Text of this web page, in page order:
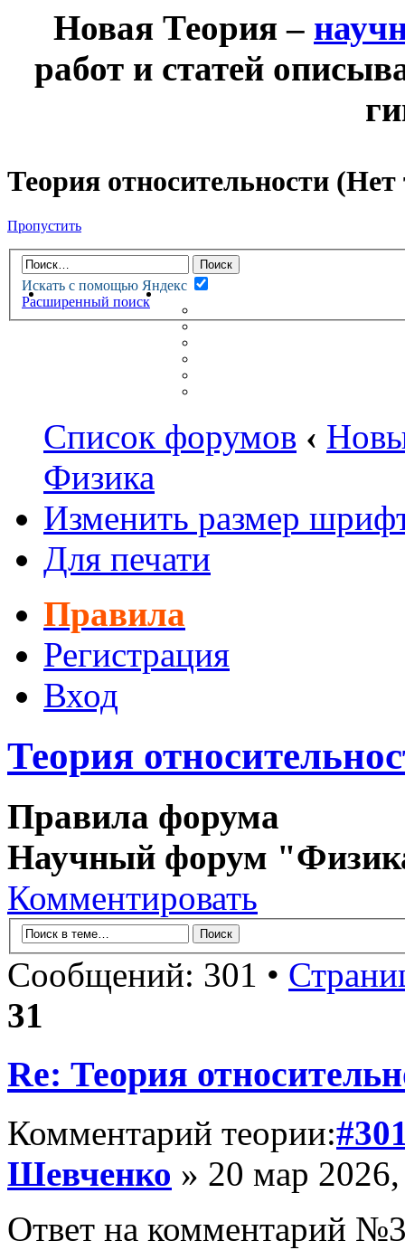
Новая Теория –
работ и статей
Теория относительности
Пропустить
Искать с помощью Яндекс
Расширенный поиск
НОВАЯ ТЕОРИЯФОРУМ
НЕПРОЧИТАННЫЕ
Список форумов ‹
Физика
Изменить размер
Для печати
Правила
Регистрация
Вход
Теория
Правила форума
Научный форум
Комментировать
Сообщений: 301 •
31
Re: Теория
Комментарий теории:
Шевченко » 20 мар
Ответ на комментарий